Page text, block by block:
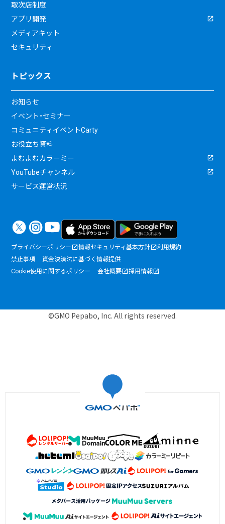
取次店制度
アプリ開発
メディアキット
セキュリティ
トピックス
お知らせ
イベント・セミナー
コミュニティイベントCarty
お役立ち資料
よむよむカラーミー
YouTubeチャンネル
サービス運営状況
プライバシーポリシー 情報セキュリティ基本方針
利用規約
禁止事項
資金決済法に基づく情報提供
Cookie使用に関するポリシー
会社概要 採用情報
©GMO Pepabo, Inc. All rights reserved.